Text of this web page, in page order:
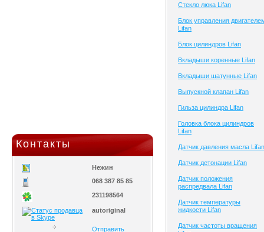
Контакты
Нежин
068 387 85 85
231198564
autoriginal
Отправить
Cтекло люка Lifan
Блок управления
Lifan
Блок цилиндров Lifan
Вкладыши коренные Lifan
Вкладыши шатунные Lifan
Выпускной клапан Lifan
Гильза цилиндра Lifan
Головка блока цилиндров
Lifan
Датчик давления масла Lifan
Датчик детонации Lifan
Датчик положения
распредвала Lifan
Датчик температуры
жидкости Lifan
Датчик частоты вращения